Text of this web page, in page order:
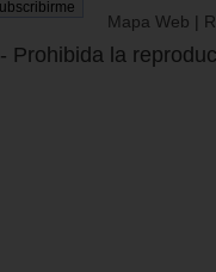
Mapa Web |
- Prohibida la